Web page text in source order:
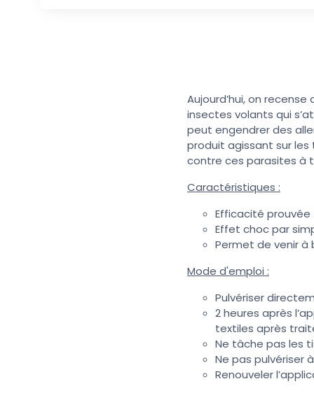
Aujourd’hui, on
insectes volants qui
peut engendrer des
produit agissant sur
contre ces parasites à
Caractéristiques :
Efficacité prouvée
Effet choc par
Permet de venir
Mode d'emploi :
Pulvériser
2 heures après
textiles après
Ne tâche pas les
Ne pas pulvériser
Renouveler